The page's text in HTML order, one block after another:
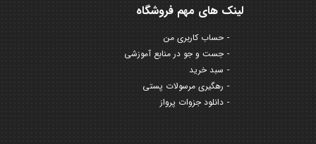
لینک های مهم فروشگاه
حساب کاربری من
جست و جو در منابع آموزشی
سبد خرید
رهگیری مرسولات پستی
دانلود جزوات پرواز